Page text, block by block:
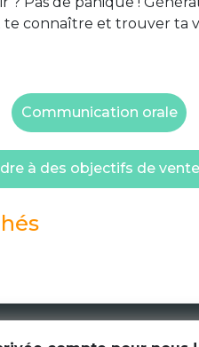
connaître et trouver ta
Communication orale
à des objectifs de